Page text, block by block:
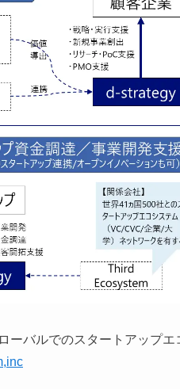
ーバルでのスタートアップ